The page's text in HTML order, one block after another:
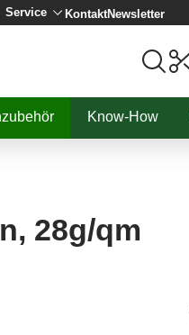
Service KontaktNewsletter
Know-How
28g/qm